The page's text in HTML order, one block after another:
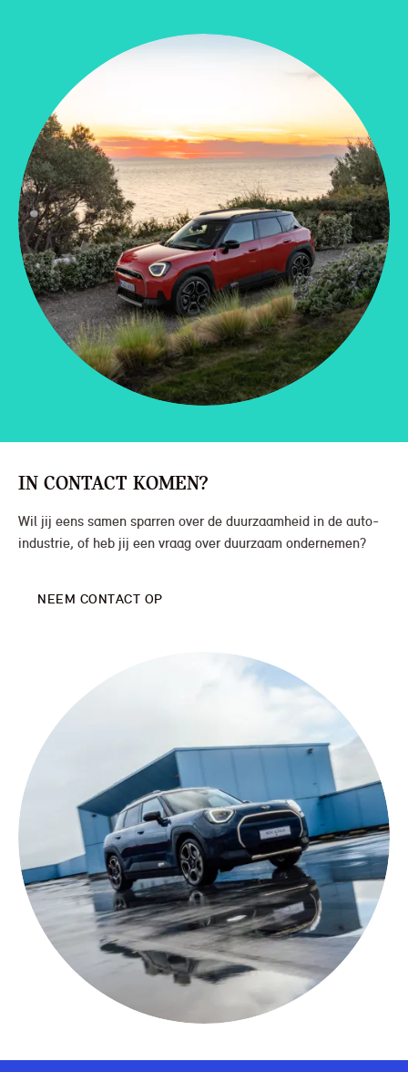
IN CONTACT KOMEN?
Wil jij eens samen sparren over de duurzaamheid in de auto-
industrie, of heb jij een vraag over duurzaam ondernemen?
NEEM CONTACT OP